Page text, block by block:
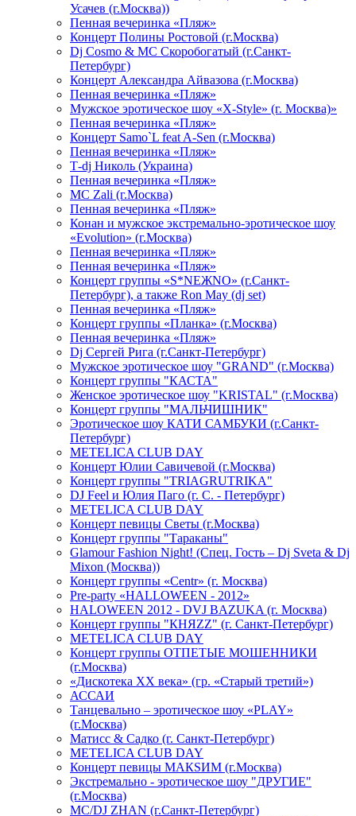
Усачев (г.Москва))
Пенная вечеринка «Пляж»
Концерт Полины Ростовой (г.Москва)
Dj Cosmo & МС Скоробогатый (г.Санкт-
Петербург)
Концерт Александра Айвазова (г.Москва)
Пенная вечеринка «Пляж»
Мужское эротическое шоу «X-Style» (г. Москва)»
Пенная вечеринка «Пляж»
Концерт Samo`L feat A-Sen (г.Москва)
Пенная вечеринка «Пляж»
Т-dj Николь (Украина)
Пенная вечеринка «Пляж»
МС Zali (г.Москва)
Пенная вечеринка «Пляж»
Конан и мужское экстремально-эротическое шоу
«Evolution» (г.Москва)
Пенная вечеринка «Пляж»
Пенная вечеринка «Пляж»
Концерт группы «S*NEЖNO» (г.Санкт-
Петербург), а также Ron May (dj set)
Пенная вечеринка «Пляж»
Концерт группы «Планка» (г.Москва)
Пенная вечеринка «Пляж»
Dj Сергей Рига (г.Санкт-Петербург)
Мужское эротическое шоу "GRAND" (г.Москва)
Концерт группы "КАСТА"
Женское эротическое шоу "KRISTAL" (г.Москва)
Концерт группы "МАЛЬЧИШНИК"
Эротическое шоу КАТИ САМБУКИ (г.Санкт-
Петербург)
METELICA CLUB DAY
Концерт Юлии Савичевой (г.Москва)
Концерт группы "TRIAGRUTRIKA"
DJ Feel и Юлия Паго (г. С. - Петербург)
METELICA CLUB DAY
Концерт певицы Светы (г.Москва)
Концерт группы "Тараканы"
Glamour Fashion Night! (Спец. Гость – Dj Sveta & Dj
Mixon (Москва))
Концерт группы «Centr» (г. Москва)
Pre-party «HALLOWEEN - 2012»
HALOWEEN 2012 - DVJ BAZUKA (г. Москва)
Концерт группы "КНЯZZ" (г. Санкт-Петербург)
METELICA CLUB DAY
Концерт группы ОТПЕТЫЕ МОШЕННИКИ
(г.Москва)
«Дискотека ХХ века» (гр. «Старый третий»)
АССАИ
Танцевально – эротическое шоу «PLAY»
(г.Москва)
Матисс & Садко (г. Санкт-Петербург)
METELICA CLUB DAY
Концерт певицы МАКSИМ (г.Москва)
Экстремально - эротическое шоу "ДРУГИЕ"
(г.Москва)
МС/DJ ZHAN (г.Санкт-Петербург)